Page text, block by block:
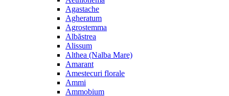
Agastache
Agheratum
Agrostemma
Albăstrea
Alissum
Althea (Nalba Mare)
Amarant
Amestecuri florale
Ammi
Ammobium